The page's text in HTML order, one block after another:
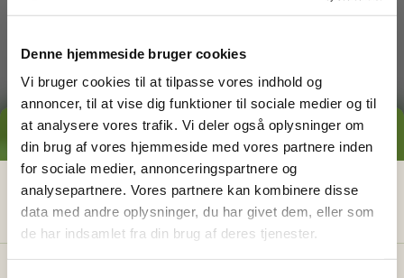
Denne hjemmeside bruger cookies
Vi bruger cookies til at tilpasse vores indhold og
annoncer, til at vise dig funktioner til sociale medier og til
at analysere vores trafik. Vi deler også oplysninger om
din brug af vores hjemmeside med vores partnere inden
for sociale medier, annonceringspartnere og
analysepartnere. Vores partnere kan kombinere disse
data med andre oplysninger, du har givet dem, eller som
de har indsamlet fra din brug af deres tjenester.
Arbejdet udføres
Du kan slappe af, mens din
havemand ordner din have. Du
behøver ikke engang være
hjemme.
4
GRATIS PRISESTIMAT
Hvad koster detegentligat få
hjælp i haven?
Få vores prisguide med faste timepriser, eksempler